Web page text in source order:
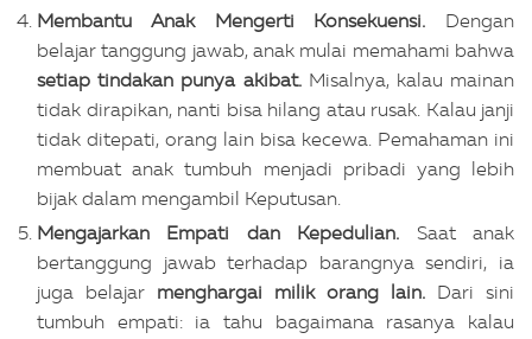
Membantu Anak Mengerti Konsekuensi. Dengan
belajar tanggung jawab, anak mulai memahami bahwa
setiap tindakan punya akibat.Misalnya, kalau mainan
tidak dirapikan, nanti bisa hilang atau rusak. Kalau janji
tidak ditepati, orang lain bisa kecewa. Pemahaman ini
membuat anak tumbuh menjadi pribadi yang lebih
bijak dalam mengambil Keputusan.
Mengajarkan Empati dan Kepedulian. Saat anak
bertanggung jawab terhadap barangnya sendiri, ia
juga belajar menghargai milik orang lain. Dari sini
tumbuh empati: ia tahu bagaimana rasanya kalau